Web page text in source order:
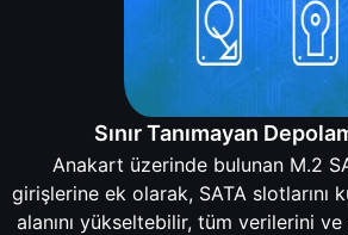
Sınır Tanımayan
Anakart üzerinde bulunan M.2
girişlerine ek olarak, SATA slotlarını
alanını yükseltebilir, tüm verilerini ve